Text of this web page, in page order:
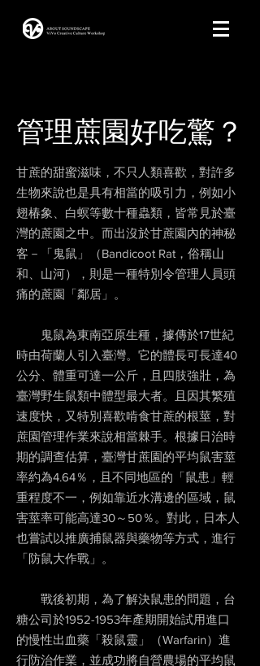
甘蔗的甜蜜滋味，不只人類喜歡，對許多
生物來說也是具有相當的吸引力，例如小
翅椿象、白螟等數十種蟲類，皆常見於臺
灣的蔗園之中。而出沒於甘蔗園內的神秘
客－「鬼鼠」（Bandicoot Rat，俗稱山
和、山河），則是一種特別令管理人員頭
痛的蔗園「鄰居」。
鬼鼠為東南亞原生種，據傳於17世紀
時由荷蘭人引入臺灣。它的體長可長達40
公分、體重可達一公斤，且四肢強壯，為
臺灣野生鼠類中體型最大者。且因其繁殖
速度快，又特別喜歡啃食甘蔗的根莖，對
蔗園管理作業來說相當棘手。根據日治時
期的調查估算，臺灣甘蔗園的平均鼠害莖
率約為4.64％，且不同地區的「鼠患」輕
重程度不一，例如靠近水溝邊的區域，鼠
害莖率可能高達30～50％。對此，日本人
也嘗試以推廣捕鼠器與藥物等方式，進行
「防鼠大作戰」。
戰後初期，為了解決鼠患的問題，台
糖公司於1952-1953年產期開始試用進口
的慢性出血藥「殺鼠靈」（Warfarin）進
行防治作業，並成功將自營農場的平均鼠
管理蔗園好吃驚？